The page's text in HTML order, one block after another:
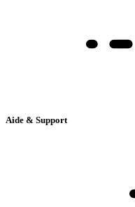
Aide & Support